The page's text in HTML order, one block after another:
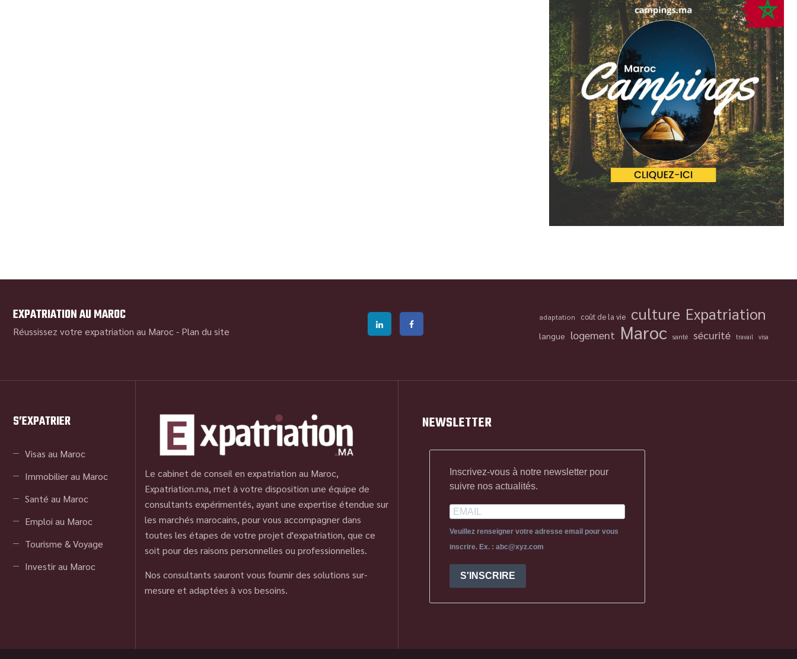
EXPATRIATION AU MAROC
Réussissez votre expatriation au Maroc - Plan du site
adaptation coût de la vie culture Expatriation
langue logement Maroc santé sécurité travail visa
S’EXPATRIER
Visas au Maroc
Immobilier au Maroc
Santé au Maroc
Emploi au Maroc
Tourisme & Voyage
Investir au Maroc
Le cabinet de conseil en expatriation au Maroc,
Expatriation.ma, met à votre disposition une équipe de
consultants expérimentés, ayant une expertise étendue sur
les marchés marocains, pour vous accompagner dans
toutes les étapes de votre projet d'expatriation, que ce
soit pour des raisons personnelles ou professionnelles.
Nos consultants sauront vous fournir des solutions sur-
mesure et adaptées à vos besoins.
NEWSLETTER
Inscrivez-vous à notre newsletter pour
suivre nos actualités.
Veuillez renseigner votre adresse email pour vous
inscrire. Ex. : abc@xyz.com
S'INSCRIRE